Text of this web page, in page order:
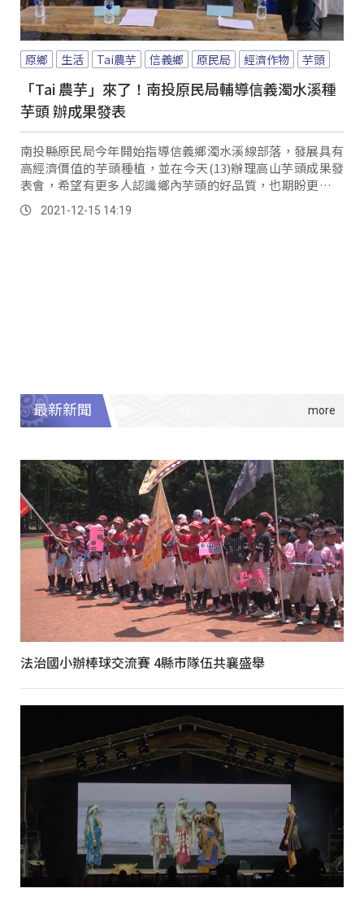
原鄉 生活 Tai農芋 信義鄉 原民局 經濟作物 芋頭
「Tai 農芋」來了！南投原民局輔導信義濁水溪種
芋頭 辦成果發表
南投縣原民局今年開始指導信義鄉濁水溪線部落，發展具有
高經濟價值的芋頭種植，並在今天(13)辦理高山芋頭成果發
表會，希望有更多人認識鄉內芋頭的好品質，也期盼更多族
人一同加入種植行列。
2021-12-15 14:19
最新新聞
法治國小辦棒球交流賽 4縣市隊伍共襄盛舉